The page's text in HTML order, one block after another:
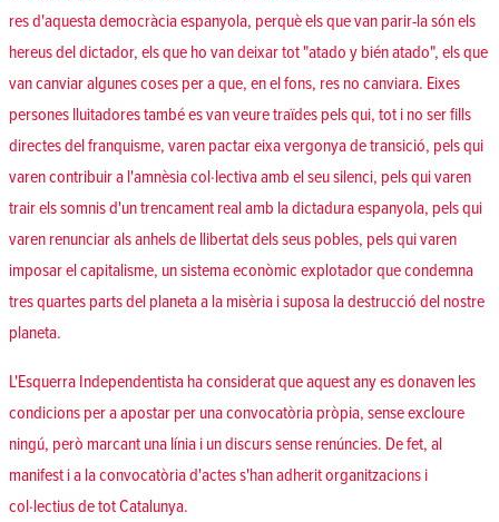
res d'aquesta democràcia espanyola, perquè els que van parir-la són els
hereus del dictador, els que ho van deixar tot "atado y bién atado", els que
van canviar algunes coses per a que, en el fons, res no canviara. Eixes
persones lluitadores també es van veure traïdes pels qui, tot i no ser fills
directes del franquisme, varen pactar eixa vergonya de transició, pels qui
varen contribuir a l'amnèsia col·lectiva amb el seu silenci, pels qui varen
trair els somnis d'un trencament real amb la dictadura espanyola, pels qui
varen renunciar als anhels de llibertat dels seus pobles, pels qui varen
imposar el capitalisme, un sistema econòmic explotador que condemna
tres quartes parts del planeta a la misèria i suposa la destrucció del nostre
planeta.
L'Esquerra Independentista ha considerat que aquest any es donaven les
condicions per a apostar per una convocatòria pròpia, sense excloure
ningú, però marcant una línia i un discurs sense renúncies. De fet, al
manifest i a la convocatòria d'actes s'han adherit organitzacions i
col·lectius de tot Catalunya.